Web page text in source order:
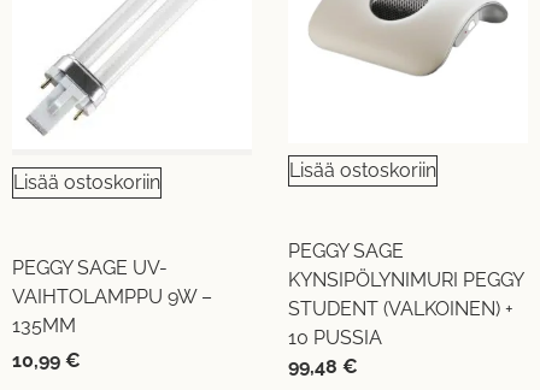
Lisää ostoskoriin
PEGGY SAGE UV-
VAIHTOLAMPPU 9W –
135MM
10,99 €
Lisää ostoskoriin
PEGGY SAGE
KYNSIPÖLYNIMURI PEGGY
STUDENT (VALKOINEN) +
10 PUSSIA
99,48 €